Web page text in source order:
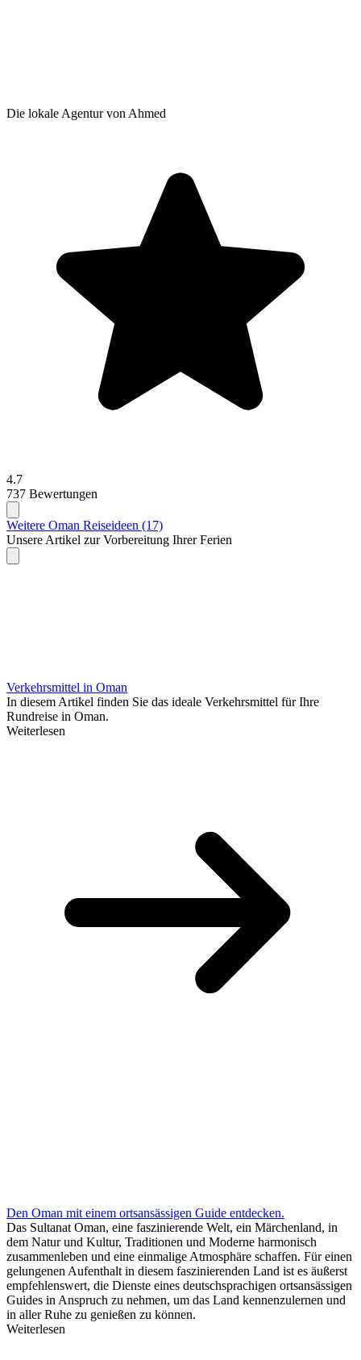
Die lokale Agentur von Ahmed
4.7
737 Bewertungen
Weitere Oman Reiseideen (17)
Unsere Artikel zur Vorbereitung Ihrer Ferien
Verkehrsmittel in Oman
In diesem Artikel finden Sie das ideale Verkehrsmittel für Ihre
Rundreise in Oman.
Weiterlesen
Den Oman mit einem ortsansässigen Guide entdecken.
Das Sultanat Oman, eine faszinierende Welt, ein Märchenland, in
dem Natur und Kultur, Traditionen und Moderne harmonisch
zusammenleben und eine einmalige Atmosphäre schaffen. Für einen
gelungenen Aufenthalt in diesem faszinierenden Land ist es äußerst
empfehlenswert, die Dienste eines deutschsprachigen ortsansässigen
Guides in Anspruch zu nehmen, um das Land kennenzulernen und
in aller Ruhe zu genießen zu können.
Weiterlesen